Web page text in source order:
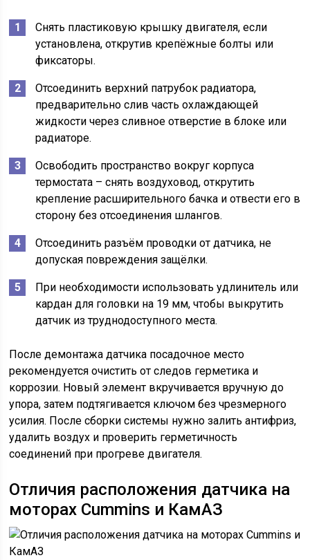
Снять пластиковую крышку двигателя, если
установлена, открутив крепёжные болты или
фиксаторы.
Отсоединить верхний патрубок радиатора,
предварительно слив часть охлаждающей
жидкости через сливное отверстие в блоке или
радиаторе.
Освободить пространство вокруг корпуса
термостата – снять воздуховод, открутить
крепление расширительного бачка и отвести его в
сторону без отсоединения шлангов.
Отсоединить разъём проводки от датчика, не
допуская повреждения защёлки.
При необходимости использовать удлинитель или
кардан для головки на 19 мм, чтобы выкрутить
датчик из труднодоступного места.
После демонтажа датчика посадочное место
рекомендуется очистить от следов герметика и
коррозии. Новый элемент вкручивается вручную до
упора, затем подтягивается ключом без чрезмерного
усилия. После сборки системы нужно залить антифриз,
удалить воздух и проверить герметичность
соединений при прогреве двигателя.
Отличия расположения датчика на
моторах Cummins и КамАЗ